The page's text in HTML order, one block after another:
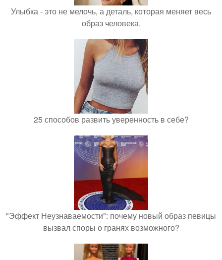
Улыбка - это не мелочь, а деталь, которая меняет весь
образ человека.
25 способов развить уверенность в себе?
"Эффект Неузнаваемости": почему новый образ певицы
вызвал споры о гранях возможного?